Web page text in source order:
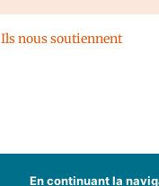
Ils nous soutiennent
En continuant la